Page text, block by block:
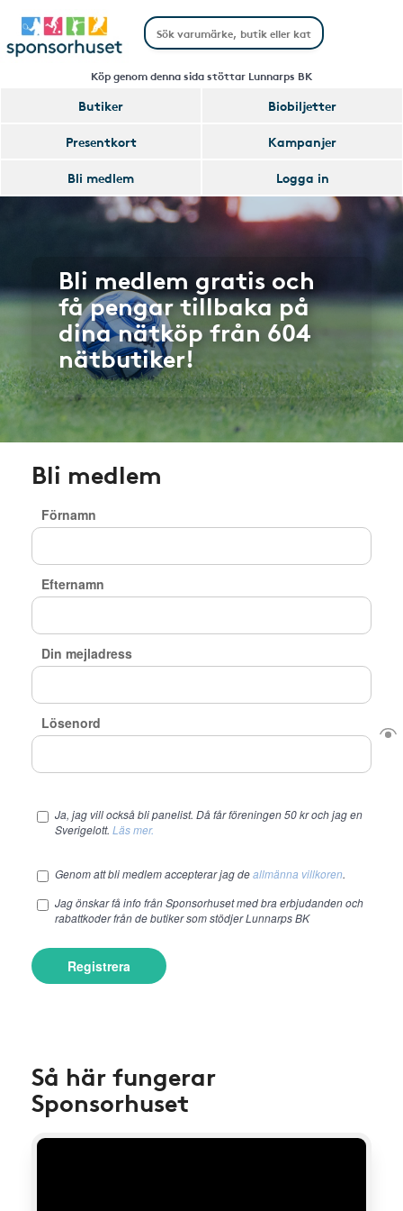
Köp genom denna sida stöttar Lunnarps BK
Butiker
Biobiljetter
Presentkort
Kampanjer
Bli medlem
Logga in
Bli medlem gratis och
få pengar tillbaka på
dina nätköp från 604
nätbutiker!
Bli medlem
Förnamn
Efternamn
Din mejladress
Lösenord
Ja, jag vill också bli panelist. Då får föreningen 50 kr och jag en
Sverigelott. Läs mer.
Genom att bli medlem accepterar jag deallmänna villkoren.
Jag önskar få info från Sponsorhuset med bra erbjudanden och
rabattkoder från de butiker som stödjer Lunnarps BK
Registrera
Så här fungerar
Sponsorhuset